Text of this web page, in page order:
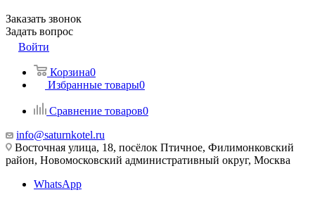
Заказать звонок
Задать вопрос
Войти
Корзина0
Избранные товары0
Сравнение товаров0
info@saturnkotel.ru
Восточная улица, 18, посёлок Птичное, Филимонковский
район, Новомосковский административный округ, Москва
WhatsApp